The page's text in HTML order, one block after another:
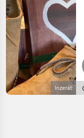
Inzerát